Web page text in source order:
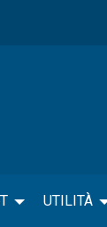
UTILITÀ